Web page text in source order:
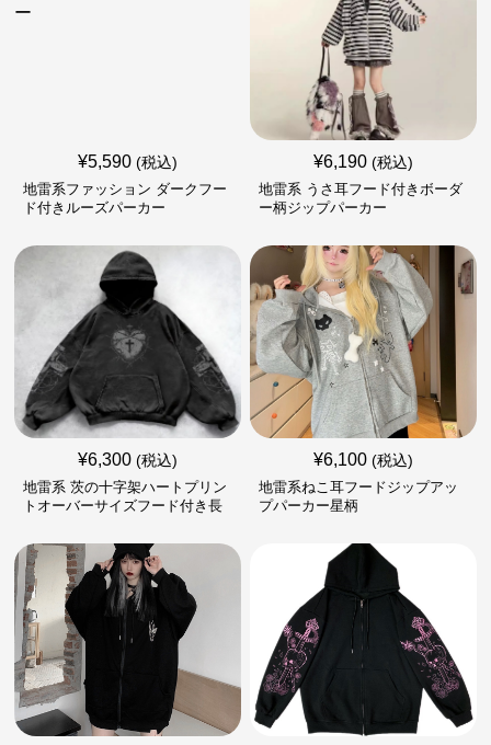
¥5,590 (税込)
地雷系ファッション ダークフー
ド付きルーズパーカー
¥6,190 (税込)
地雷系 うさ耳フード付きボーダ
ー柄ジップパーカー
¥6,300 (税込)
地雷系 茨の十字架ハートプリン
トオーバーサイズフード付き長
¥6,100 (税込)
地雷系ねこ耳フードジップアッ
プパーカー星柄